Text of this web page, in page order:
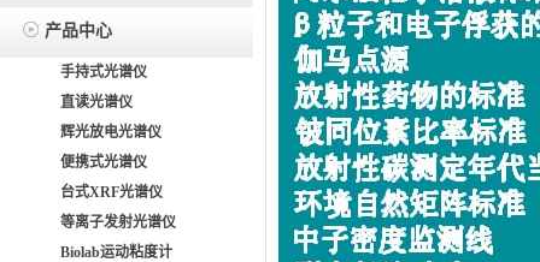
产品中心
手持式光谱仪
直读光谱仪
辉光放电光谱仪
便携式光谱仪
台式XRF光谱仪
等离子发射光谱仪
Biolab运动粘度计